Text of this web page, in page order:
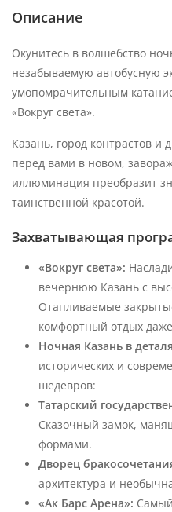
Описание
Окунитесь в волшебство
незабываемую автобусную
умопомрачительным
«Вокруг света».
Казань, город контрастов и
перед вами в новом,
иллюминация преобразит
таинственной красотой.
Захватывающая
«Вокруг света»:
вечернюю Казань с
Отапливаемые
комфортный отдых
Ночная Казань в
исторических и
шедевров:
Татарский
Сказочный замок,
формами.
Дворец
архитектура и
«Ак Барс Арена»: